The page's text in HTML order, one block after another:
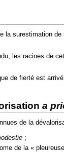
surestimation
les racines de
de fierté est
a
de la
;
de la «